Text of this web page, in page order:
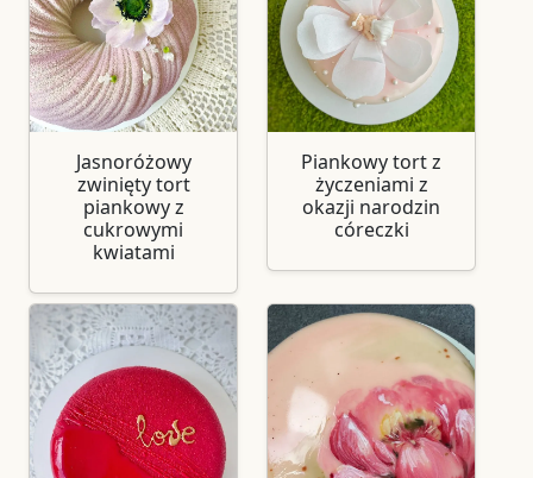
Jasnoróżowy
zwinięty tort
piankowy z
cukrowymi
kwiatami
Piankowy tort z
życzeniami z
okazji narodzin
córeczki